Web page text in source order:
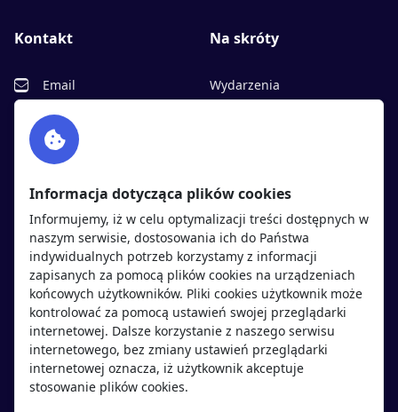
Kontakt
Email
Facebook
Twitter
Na skróty
Wydarzenia
Polityka cookies
Polityka prywatności
Kandydaci
Regulamin kandydata
Oferty pracy
Pracodawcy
Pracodawcy
Regulamin pracodawcy
Dodaj ogłoszenie
Informacja dotycząca plików cookies
Informujemy, iż w celu optymalizacji treści dostępnych w
naszym serwisie, dostosowania ich do Państwa
indywidualnych potrzeb korzystamy z informacji
zapisanych za pomocą plików cookies na urządzeniach
końcowych użytkowników. Pliki cookies użytkownik może
kontrolować za pomocą ustawień swojej przeglądarki
internetowej. Dalsze korzystanie z naszego serwisu
internetowego, bez zmiany ustawień przeglądarki
internetowej oznacza, iż użytkownik akceptuje
stosowanie plików cookies.